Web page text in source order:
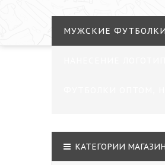
МУЖСКИЕ ФУТБОЛКИ
КАТЕГОРИИ